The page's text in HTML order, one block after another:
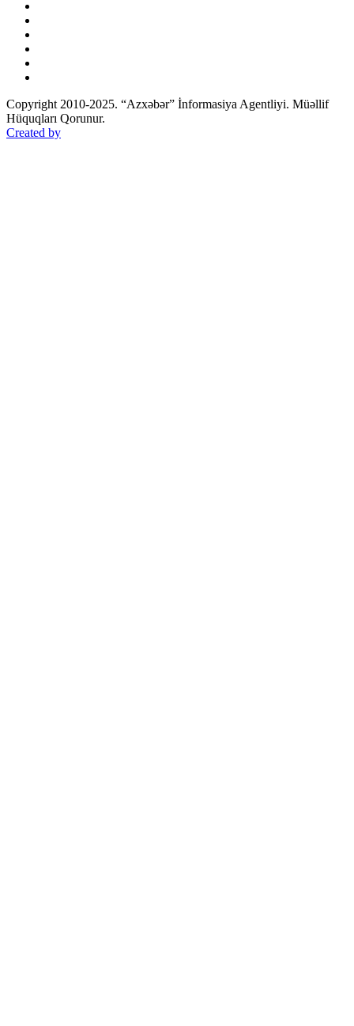
Copyright 2010-2025. “Azxəbər” İnformasiya Agentliyi. Müəllif
Hüquqları Qorunur.
Created by